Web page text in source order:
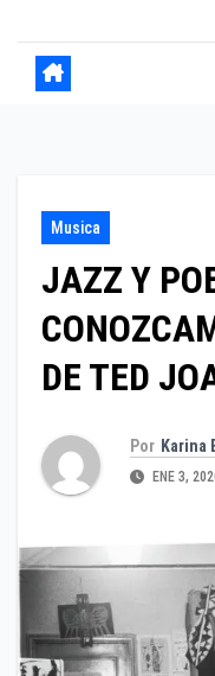
Musica
JAZZ Y
DE TED
Por Karina
ENE 3,